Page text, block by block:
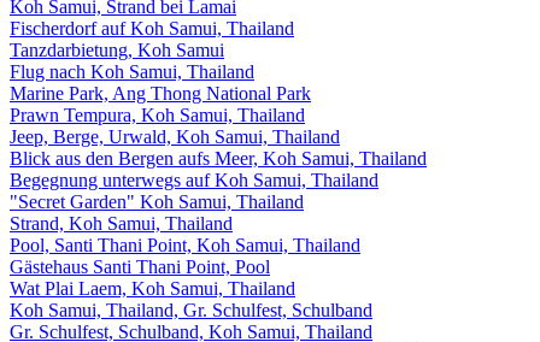
Koh Samui, Strand bei Lamai
Fischerdorf auf Koh Samui, Thailand
Tanzdarbietung, Koh Samui
Flug nach Koh Samui, Thailand
Marine Park, Ang Thong National Park
Prawn Tempura, Koh Samui, Thailand
Jeep, Berge, Urwald, Koh Samui, Thailand
Blick aus den Bergen aufs Meer, Koh Samui, Thailand
Begegnung unterwegs auf Koh Samui, Thailand
"Secret Garden" Koh Samui, Thailand
Strand, Koh Samui, Thailand
Pool, Santi Thani Point, Koh Samui, Thailand
Gästehaus Santi Thani Point, Pool
Wat Plai Laem, Koh Samui, Thailand
Koh Samui, Thailand, Gr. Schulfest, Schulband
Gr. Schulfest, Schulband, Koh Samui, Thailand